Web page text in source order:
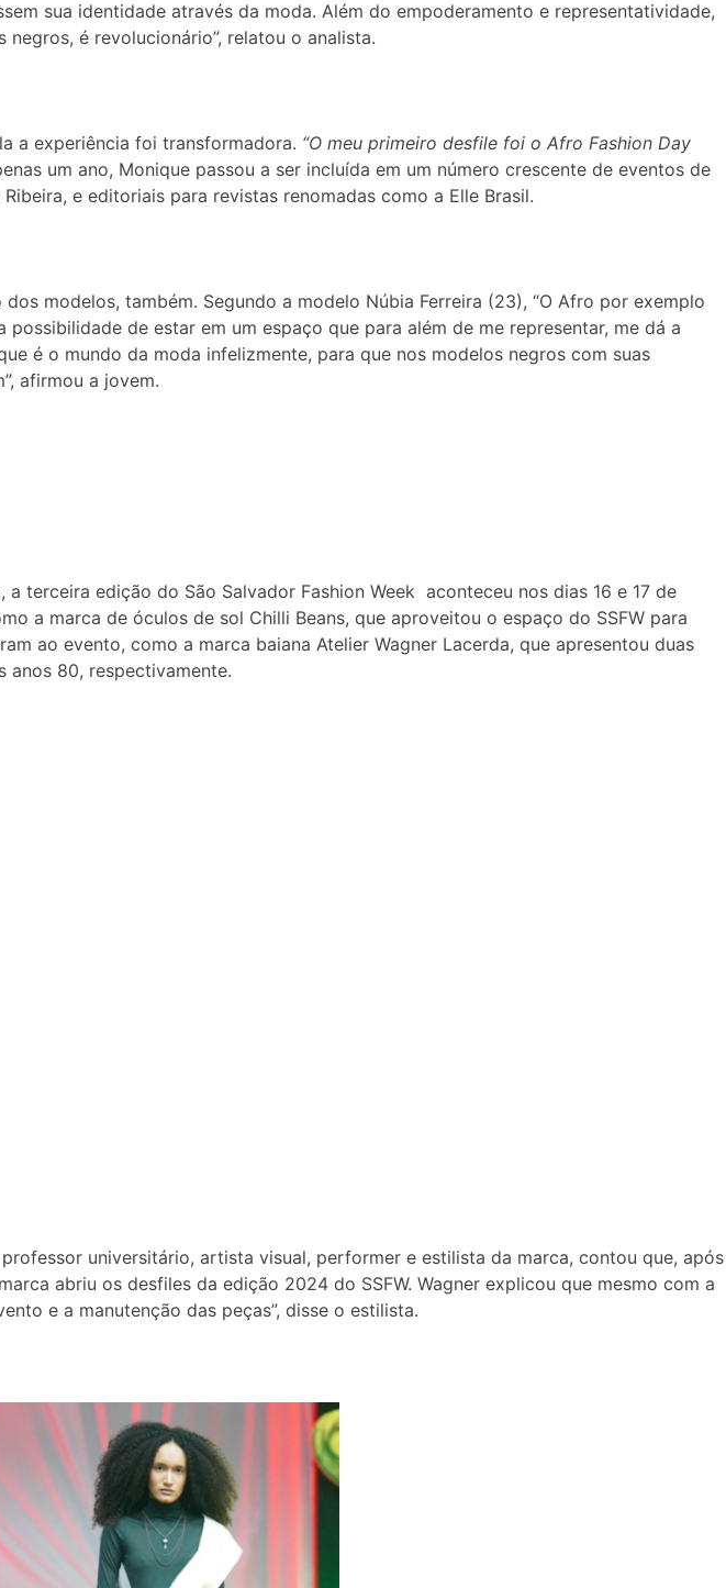
sua identidade através da moda. Além do empoderamento e representatividade,
é revolucionário”, relatou o analista.
a experiência foi transformadora. “O meu primeiro desfile foi o Afro Fashion Day
um ano, Monique passou a ser incluída em um número crescente de eventos de
e editoriais para revistas renomadas como a Elle Brasil.
modelos, também. Segundo a modelo Núbia Ferreira (23), “O Afro por exemplo
de estar em um espaço que para além de me representar, me dá a
é o mundo da moda infelizmente, para que nos modelos negros com suas
afirmou a jovem.
terceira edição do São Salvador Fashion Week aconteceu nos dias 16 e 17 de
a marca de óculos de sol Chilli Beans, que aproveitou o espaço do SSFW para
ao evento, como a marca baiana Atelier Wagner Lacerda, que apresentou duas
anos 80, respectivamente.
universitário, artista visual, performer e estilista da marca, contou que, após
abriu os desfiles da edição 2024 do SSFW. Wagner explicou que mesmo com a
e a manutenção das peças”, disse o estilista.